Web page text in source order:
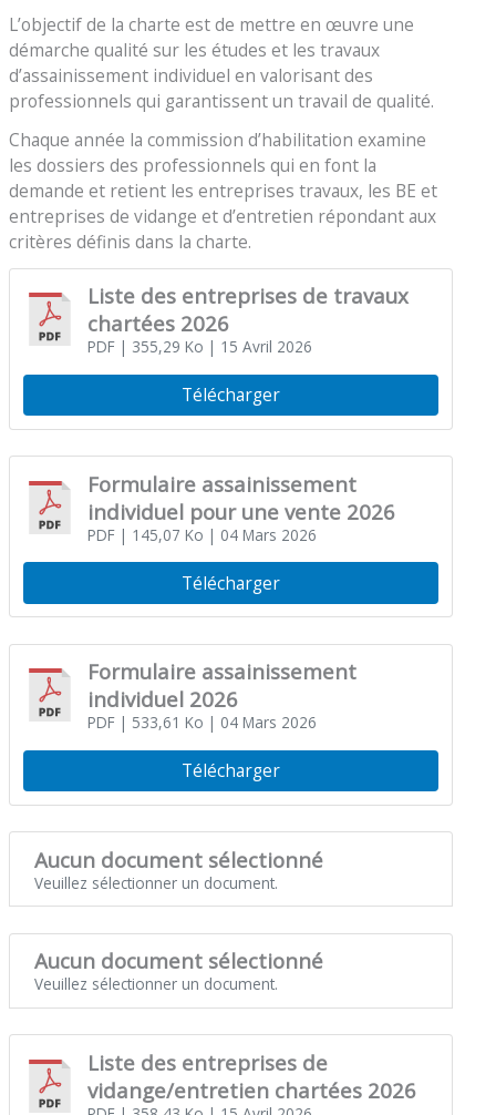
L’objectif de la charte est de mettre en œuvre une
démarche qualité sur les études et les travaux
d’assainissement individuel en valorisant des
professionnels qui garantissent un travail de qualité.
Chaque année la commission d’habilitation examine
les dossiers des professionnels qui en font la
demande et retient les entreprises travaux, les BE et
entreprises de vidange et d’entretien répondant aux
critères définis dans la charte.
Liste des entreprises de travaux
chartées 2026
PDF| 355,29 Ko | 15 Avril 2026
Télécharger
Formulaire assainissement
individuel pour une vente 2026
PDF| 145,07 Ko | 04 Mars 2026
Télécharger
Formulaire assainissement
individuel 2026
PDF| 533,61 Ko | 04 Mars 2026
Télécharger
Aucun document sélectionné
Veuillez sélectionner un document.
Aucun document sélectionné
Veuillez sélectionner un document.
Liste des entreprises de
vidange/entretien chartées 2026